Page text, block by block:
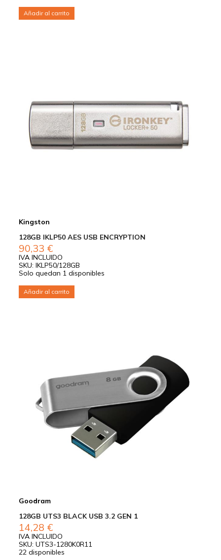
Añadir al carrito
Kingston
128GB IKLP50 AES USB ENCRYPTION
90,33 €
IVA INCLUIDO
SKU: IKLP50/128GB
Solo quedan 1 disponibles
Añadir al carrito
Goodram
128GB UTS3 BLACK USB 3.2 GEN 1
14,28 €
IVA INCLUIDO
SKU: UTS3-1280K0R11
22 disponibles